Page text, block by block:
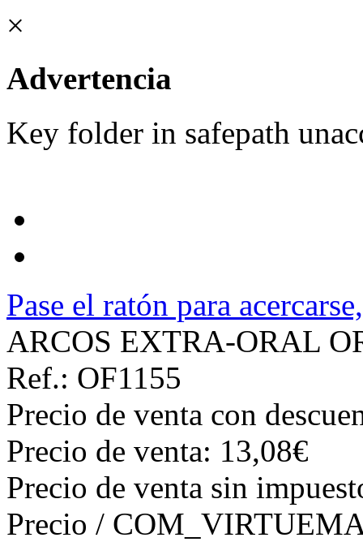
×
Advertencia
Key folder in safepath
Pase el ratón para
ARCOS EXTRA-ORAL
Ref.: OF1155
Precio de venta con
Precio de venta: 13,08€
Precio de venta sin
Precio /